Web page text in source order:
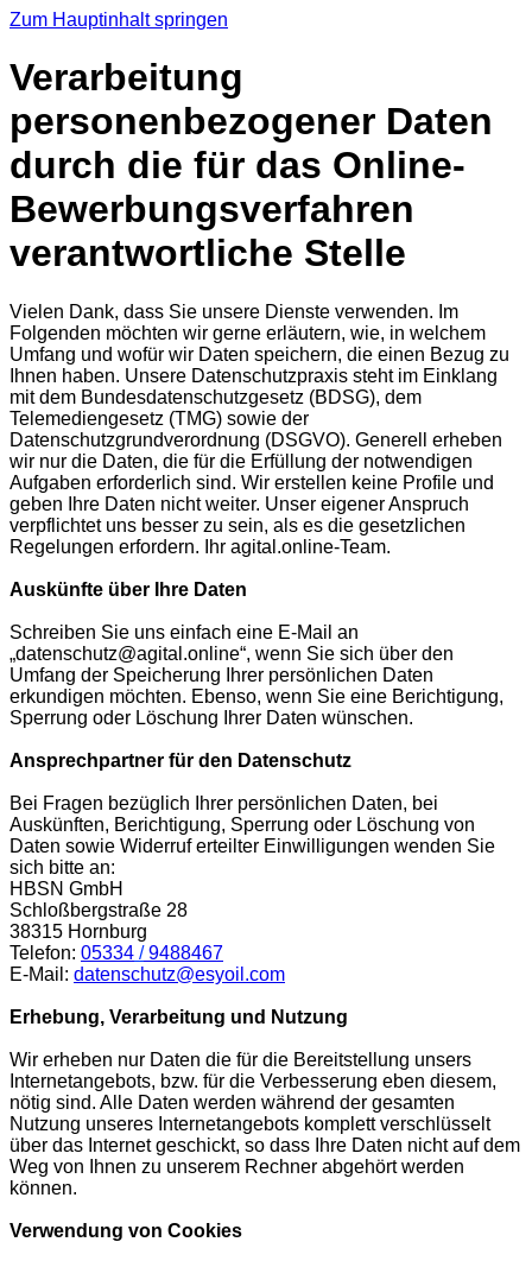
Zum Hauptinhalt springen
Verarbeitung
personenbezogener Daten
durch die für das Online-
Bewerbungsverfahren
verantwortliche Stelle
Vielen Dank, dass Sie unsere Dienste verwenden. Im
Folgenden möchten wir gerne erläutern, wie, in welchem
Umfang und wofür wir Daten speichern, die einen Bezug zu
Ihnen haben. Unsere Datenschutzpraxis steht im Einklang
mit dem Bundesdatenschutzgesetz (BDSG), dem
Telemediengesetz (TMG) sowie der
Datenschutzgrundverordnung (DSGVO). Generell erheben
wir nur die Daten, die für die Erfüllung der notwendigen
Aufgaben erforderlich sind. Wir erstellen keine Profile und
geben Ihre Daten nicht weiter. Unser eigener Anspruch
verpflichtet uns besser zu sein, als es die gesetzlichen
Regelungen erfordern. Ihr agital.online-Team.
Auskünfte über Ihre Daten
Schreiben Sie uns einfach eine E-Mail an
„datenschutz@agital.online“, wenn Sie sich über den
Umfang der Speicherung Ihrer persönlichen Daten
erkundigen möchten. Ebenso, wenn Sie eine Berichtigung,
Sperrung oder Löschung Ihrer Daten wünschen.
Ansprechpartner für den Datenschutz
Bei Fragen bezüglich Ihrer persönlichen Daten, bei
Auskünften, Berichtigung, Sperrung oder Löschung von
Daten sowie Widerruf erteilter Einwilligungen wenden Sie
sich bitte an:
HBSN GmbH
Schloßbergstraße 28
38315 Hornburg
Telefon: 05334 /9488467
E-Mail: datenschutz@esyoil.com
Erhebung, Verarbeitung und Nutzung
Wir erheben nur Daten die für die Bereitstellung unsers
Internetangebots, bzw. für die Verbesserung eben diesem,
nötig sind. Alle Daten werden während der gesamten
Nutzung unseres Internetangebots komplett verschlüsselt
über das Internet geschickt, so dass Ihre Daten nicht auf dem
Weg von Ihnen zu unserem Rechner abgehört werden
können.
Verwendung von Cookies